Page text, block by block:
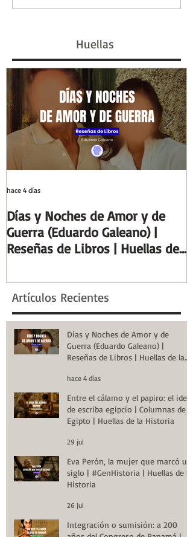
escriba egipcio |
Columnas de Egipto |
Huellas de la Historia
Huellas
Días y Noches de Amor y de
Guerra (Eduardo Galeano) |
Reseñas de Libros | Huellas de
hace 4 días
Artículos Recientes
Días y Noches de Amor y de
Guerra (Eduardo Galeano) |
Reseñas de Libros | Huellas de la
hace 4 días
Entre el cálamo y el papiro: el ideal
de escriba egipcio | Columnas de
Egipto | Huellas de la Historia
29 jul
Eva Perón, la mujer que marcó un
siglo | #GenHistoria | Huellas de la
Historia
26 jul
Integración o sumisión: a 200